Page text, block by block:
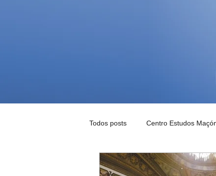
Todos posts Centro Estudos
Notícias Maçónicas Palavra